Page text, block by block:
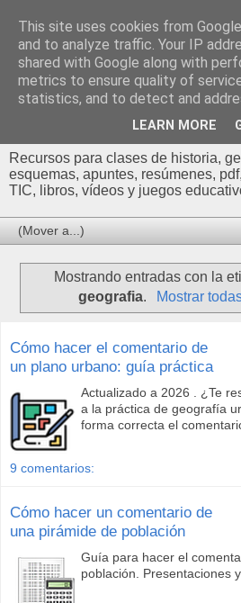
Profesor
Recursos de
Historia y Arte
Recursos para clases de historia,
esquemas, apuntes, resúmenes,
TIC, libros, vídeos y juegos
Mostrando entradas con la
geografia. Mostrar
Cómo hacer el comentario de
un plano urbano: guía práctica
Actualizado a 2026 . ¿Te
a la práctica de geografía
forma correcta el
9 comentarios:
Cómo hacer un comentario de
una pirámide de población
Guía para hacer el
población. Presentaciones
This site uses cookies from
and to analyze traffic. Your IP
shared with Google along with
metrics to ensure quality of
statistics, and to detect and
LEARN MORE